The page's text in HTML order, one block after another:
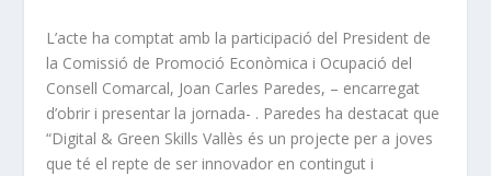
L’acte ha comptat amb la participació del President de
la Comissió de Promoció Econòmica i Ocupació del
Consell Comarcal, Joan Carles Paredes, – encarregat
d’obrir i presentar la jornada- . Paredes ha destacat que
“Digital & Green Skills Vallès és un projecte per a joves
que té el repte de ser innovador en contingut i